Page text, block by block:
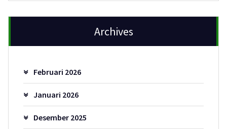
Archives
Februari 2026
Januari 2026
Desember 2025